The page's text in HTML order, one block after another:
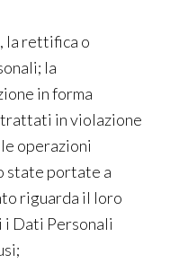
la rettifica o
la
in forma
trattati in violazione
operazioni
state portate a
riguarda il loro
i Dati Personali